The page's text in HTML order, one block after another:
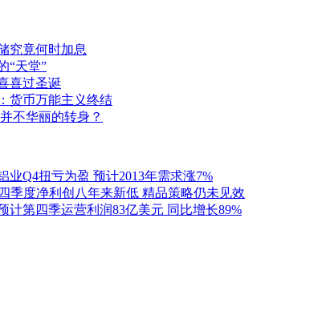
究竟何时加息
“天堂”
喜过圣诞
货币万能主义终结
不华丽的转身？
业Q4扭亏为盈 预计2013年需求涨7%
季度净利创八年来新低 精品策略仍未见效
计第四季运营利润83亿美元 同比增长89%